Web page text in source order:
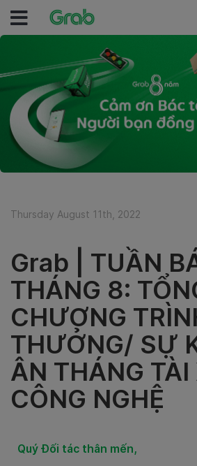
Thursday August 11th, 2022
Grab | TUẦN
THÁNG 8:
CHƯƠNG
THƯỞNG/ SỰ
ÂN THÁNG TÀI
CÔNG NGHỆ
Quý Đối tác thân mến,